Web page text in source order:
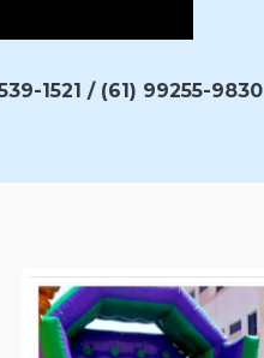
1521 / (61) 99255-9830